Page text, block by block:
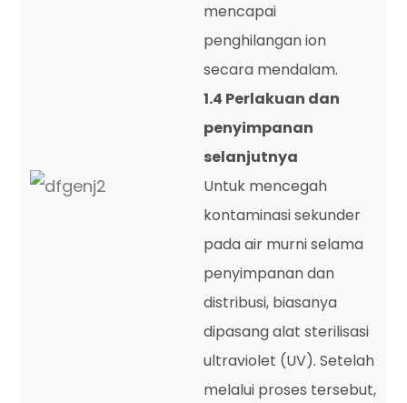
mencapai
penghilangan ion
secara mendalam.
1.4 Perlakuan dan
penyimpanan
selanjutnya
Untuk mencegah
kontaminasi sekunder
pada air murni selama
penyimpanan dan
distribusi, biasanya
dipasang alat sterilisasi
ultraviolet (UV). Setelah
melalui proses tersebut,